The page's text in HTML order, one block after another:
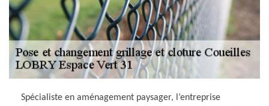
Spécialiste en aménagement paysager, l’entreprise